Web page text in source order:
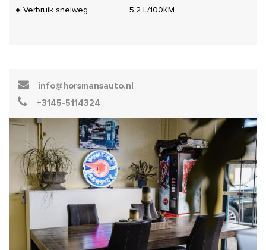
Verbruik snelweg
5.2 L/100KM
info@horsmansauto.nl
+3145-5114324